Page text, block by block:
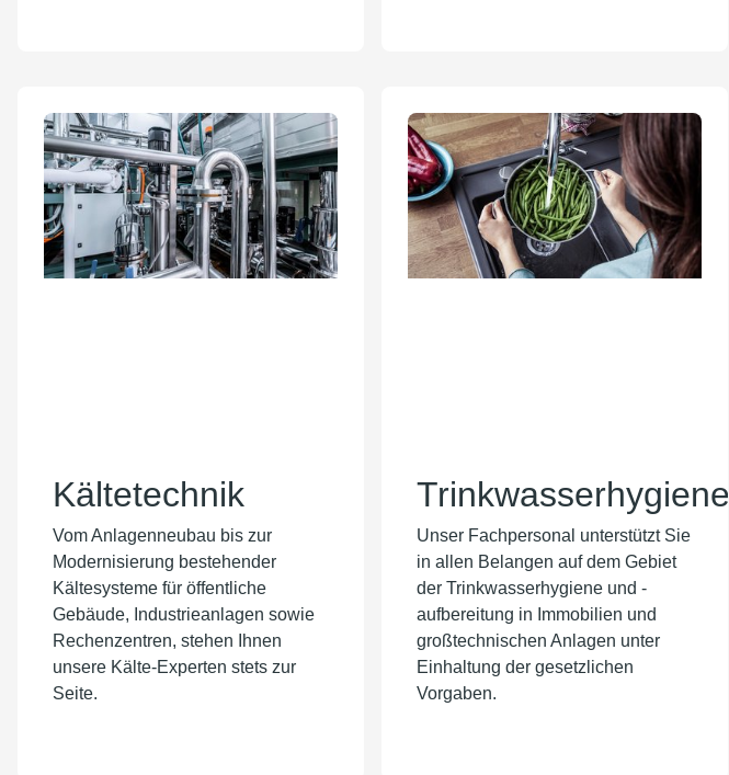
Kältetechnik
Vom Anlagenneubau bis zur
Modernisierung bestehender
Kältesysteme für öffentliche
Gebäude, Industrieanlagen sowie
Rechenzentren, stehen Ihnen
unsere Kälte-Experten stets zur
Seite.
Trinkwasserhygiene
Unser Fachpersonal unterstützt Sie
in allen Belangen auf dem Gebiet
der Trinkwasserhygiene und -
aufbereitung in Immobilien und
großtechnischen Anlagen unter
Einhaltung der gesetzlichen
Vorgaben.